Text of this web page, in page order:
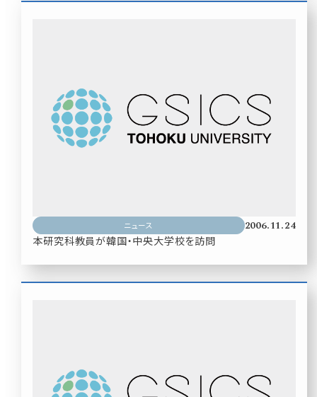
ニュース
2006.11.24
本研究科教員が韓国・中央大学校を訪問